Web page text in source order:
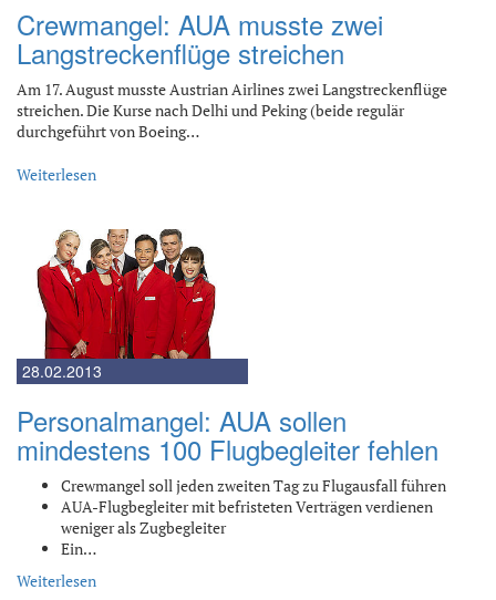
Crewmangel: AUA musste zwei
Langstreckenflüge streichen
Am 17. August musste Austrian Airlines zwei Langstreckenflüge
streichen. Die Kurse nach Delhi und Peking (beide regulär
durchgeführt von Boeing…
Weiterlesen
28.02.2013
Personalmangel: AUA sollen
mindestens 100 Flugbegleiter fehlen
Crewmangel soll jeden zweiten Tag zu Flugausfall führen
AUA-Flugbegleiter mit befristeten Verträgen verdienen
weniger als Zugbegleiter
Ein…
Weiterlesen